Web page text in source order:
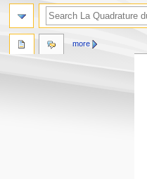
more